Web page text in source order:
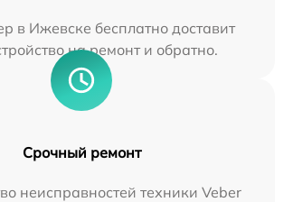
в Ижевске бесплатно доставит
на ремонт и обратно.
Срочный ремонт
неисправностей техники Veber